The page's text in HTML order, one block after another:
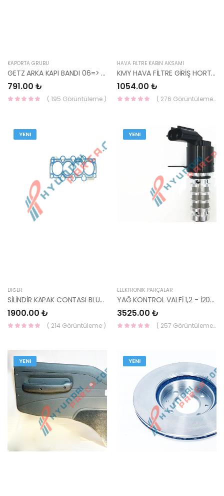
KAPORTA GRUBU
GETZ ARKA KAPI BANDI 06=> SOL 87731-1C500CA-HMC
791.00 ₺
( 195 Görüntüleme )
HAVA FİLTRE KABİN AKSAMI
KMY HAVA FİLTRE GİRİŞ HORTUMU 05=> 28139-4F000-HMC
1054.00 ₺
( 276 Görüntüleme )
YENI
DIĞER
SİLİNDİR KAPAK CONTASI BLUE / ELANTRA / İ30 / CERATO DİZEL 22312-2A701-HMC
1900.00 ₺
( 214 Görüntüleme )
YENI
ELEKTRONİK PARÇALAR
YAĞ KONTROL VALFİ 1,2 - İ20 / 12- 24375-03010-HMC
3525.00 ₺
( 257 Görüntüleme )
YENI YENI